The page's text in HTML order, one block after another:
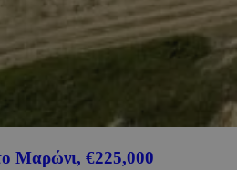
Μαρώνι, €225,000